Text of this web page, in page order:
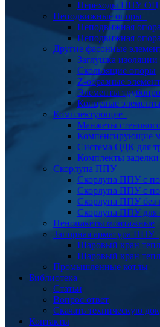
Переходы ППУ ОЦ
Неподвижные опоры
Неподвижная
Неподвижная
Другие фасонные
Заглушка изоляции
Скользящие опоры
Z-образные
Элементы
Концевые
Комплектующие
Манжеты
Компенсирующие
Система ОДК для
Комплекты
Скорлупа ППУ
Скорлупа ППУ с
Скорлупа ППУ с
Скорлупа ППУ без
Скорлупа ППУ для
Пенопакеты монтажные
Запорная арматура ППУ
Шаровый кран
Шаровый кран
Промышленные котлы
Библиотека
Статьи
Вопрос ответ
Скачать техническую
Контакты